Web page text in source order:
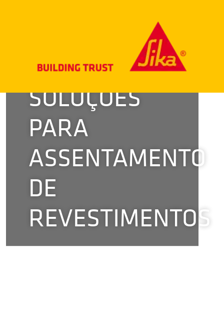
SOLUÇÕES
PARA
ASSENTAMENTO
DE
REVESTIMENTOS